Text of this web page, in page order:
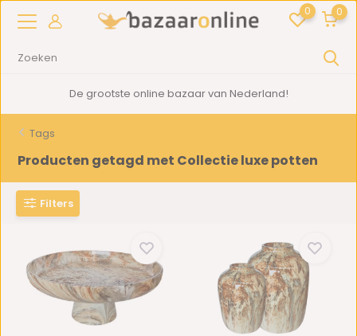
0 0
2000m2showroom in Woerden
Tags
Producten getagd met Collectie luxe potten
Filters